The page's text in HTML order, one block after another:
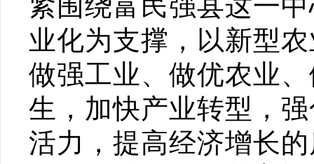
业化为支撑，以新型
做强工业、做优农业
生，加快产业转型，
活力，提高经济增长